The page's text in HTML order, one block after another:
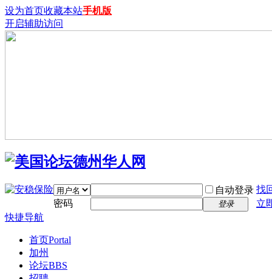
设为首页收藏本站手机版
开启辅助访问
自动登录 找
密码
登录
立
快捷导航
首页Portal
加州
论坛BBS